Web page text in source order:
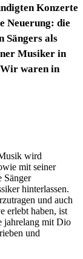
Konzerte
Neuerung: die
Sängers als
Musiker in
waren in
wird
mit seiner
Sänger
hinterlassen.
und auch
erlebt haben, ist
jahrelang mit Dio
und